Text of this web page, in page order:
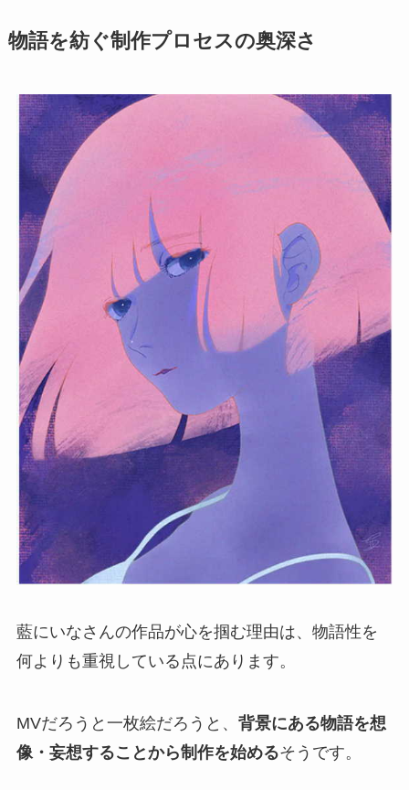
物語を紡ぐ制作プロセスの奥深さ
藍にいなさんの作品が心を掴む理由は、物語性を
何よりも重視している点にあります。
MVだろうと一枚絵だろうと、 背景にある物語を想
像・妄想することから制作を始めるそうです。